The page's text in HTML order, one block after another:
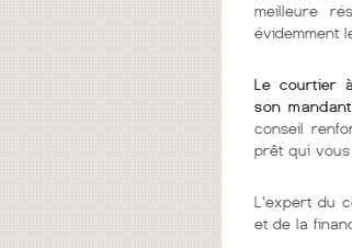
meilleure
évidemment
Le courtier
son
conseil
prêt qui vous
L'expert du
et de la